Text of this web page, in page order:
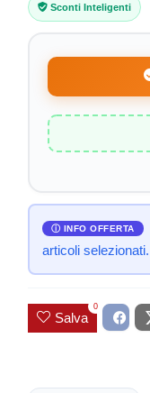
Sconti Inteligenti
articoli selezionati.
Salva
0